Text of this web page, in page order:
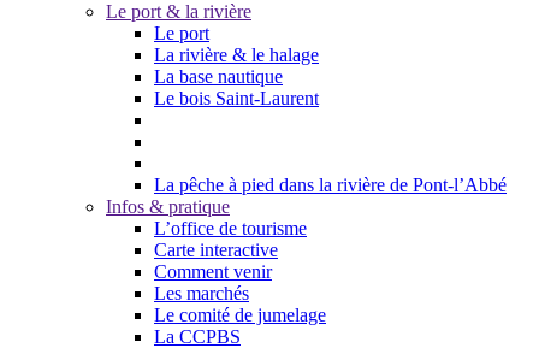
Le port & la rivière
Le port
La rivière & le halage
La base nautique
Le bois Saint-Laurent
La pêche à pied dans la rivière de Pont-l’Abbé
Infos & pratique
L’office de tourisme
Carte interactive
Comment venir
Les marchés
Le comité de jumelage
La CCPBS